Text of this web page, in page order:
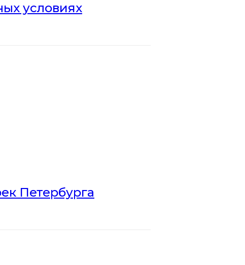
условиях
Петербурга